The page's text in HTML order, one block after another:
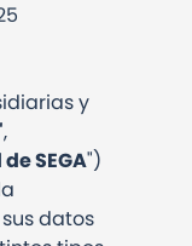
y
,
SEGA")
datos